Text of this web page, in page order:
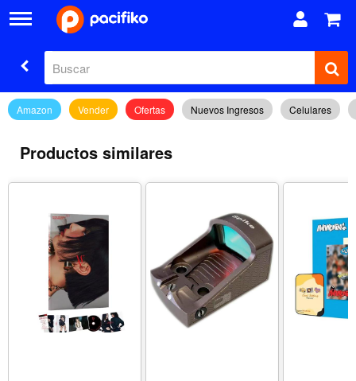
Amazon Vender Ofertas Nuevos Ingresos Celulares
Productos similares